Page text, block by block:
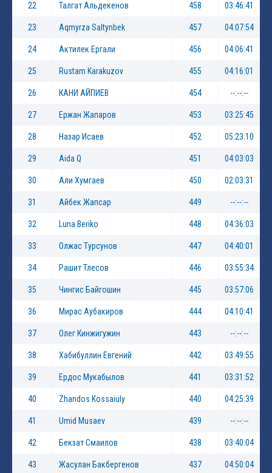
22 Талгат Альдекенов 458 03:46:41
23 Aqmyrza Saltynbek 457 04:07:54
24 Актилек Ергали 456 04:06:41
25 Rustam Karakuzov 455 04:16:01
26 КАНИ АЙПИЕВ 454 --:--:--
27 Ержан Жапаров 453 03:25:45
28 Назар Исаев 452 05:23:10
29 Aida Q 451 04:03:03
30 Али Хумгаев 450 02:03:31
31 Айбек Жапсар 449 --:--:--
32 Luna Beriko 448 04:36:03
33 Олжас Турсунов 447 04:40:01
34 Рашит Тлесов 446 03:55:34
35 Чингис Байгошин 445 03:57:06
36 Мирас Аубакиров 444 04:10:41
37 Олег Кинжигужин 443 --:--:--
38 Хабибуллин Евгений 442 03:49:55
39 Ердос Мукабылов 441 03:31:52
40 Zhandos Kossaiuly 440 04:25:39
41 Umid Musaev 439 --:--:--
42 Бекзат Смаилов 438 03:40:04
43 Жасулан Бакбергенов 437 04:50:04